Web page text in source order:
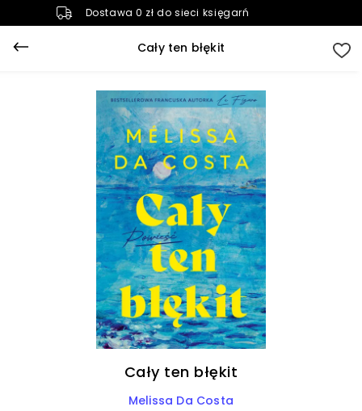
Dostawa 0 zł do sieci księgarń
Cały ten błękit
Cały ten błękit
Melissa Da Costa